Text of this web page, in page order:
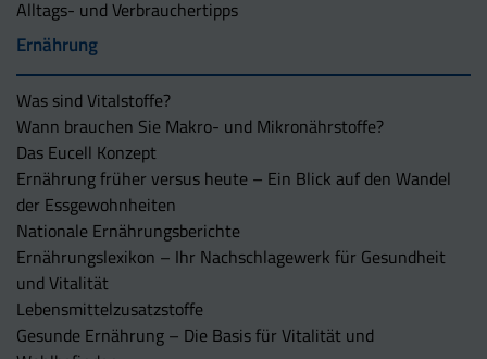
Alltags- und Verbrauchertipps
Ernährung
Was sind Vitalstoffe?
Wann brauchen Sie Makro- und Mikronährstoffe?
Das Eucell Konzept
Ernährung früher versus heute – Ein Blick auf den Wandel
der Essgewohnheiten
Nationale Ernährungsberichte
Ernährungslexikon – Ihr Nachschlagewerk für Gesundheit
und Vitalität
Lebensmittelzusatzstoffe
Gesunde Ernährung – Die Basis für Vitalität und